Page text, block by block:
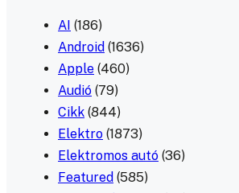
AI (186)
Android (1636)
Apple (460)
Audió (79)
Cikk (844)
Elektro (1873)
Elektromos autó (36)
Featured (585)